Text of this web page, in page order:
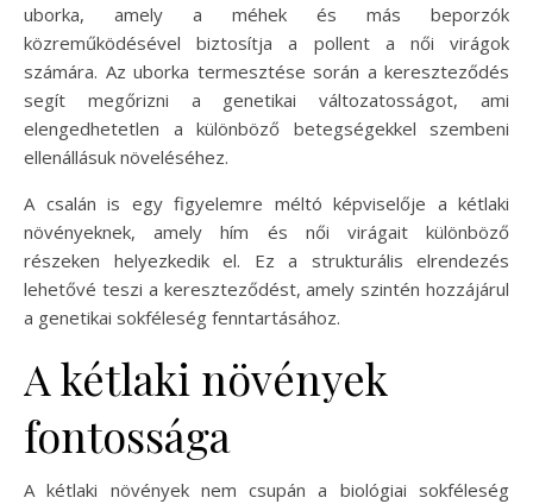
uborka, amely a méhek és más beporzók
közreműködésével biztosítja a pollent a női virágok
számára. Az uborka termesztése során a kereszteződés
segít megőrizni a genetikai változatosságot, ami
elengedhetetlen a különböző betegségekkel szembeni
ellenállásuk növeléséhez.
A csalán is egy figyelemre méltó képviselője a kétlaki
növényeknek, amely hím és női virágait különböző
részeken helyezkedik el. Ez a strukturális elrendezés
lehetővé teszi a kereszteződést, amely szintén hozzájárul
a genetikai sokféleség fenntartásához.
A kétlaki növények
fontossága
A kétlaki növények nem csupán a biológiai sokféleség